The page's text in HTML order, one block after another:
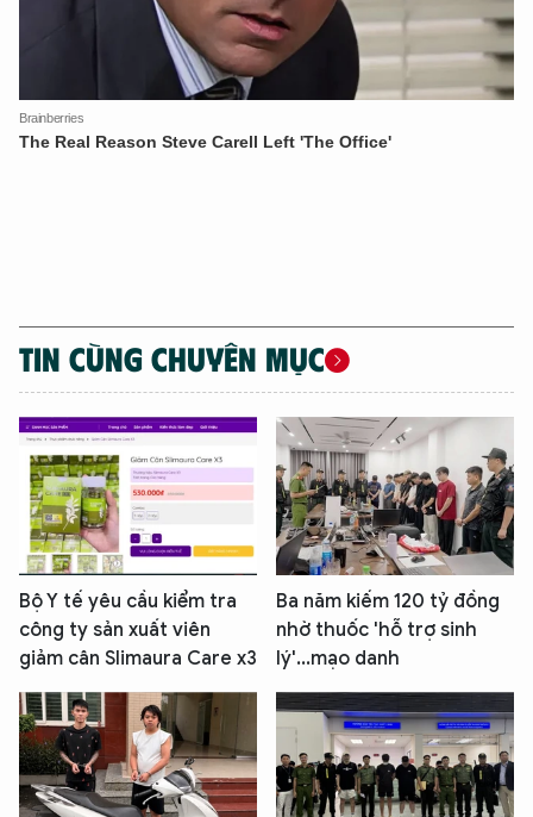
TIN CÙNG CHUYÊN MỤC
Bộ Y tế yêu cầu kiểm tra
công ty sản xuất viên
giảm cân Slimaura Care x3
Ba năm kiếm 120 tỷ đồng
nhờ thuốc 'hỗ trợ sinh
lý'...mạo danh
XIN CHÀO,
TÔI LÀ CHATBOT CỦA
Hãy hỏi tôi bất kỳ điều gì bạn cần biết về
An Ninh Thủ Đô nhé. Tôi sẵn sàng hỗ trợ!